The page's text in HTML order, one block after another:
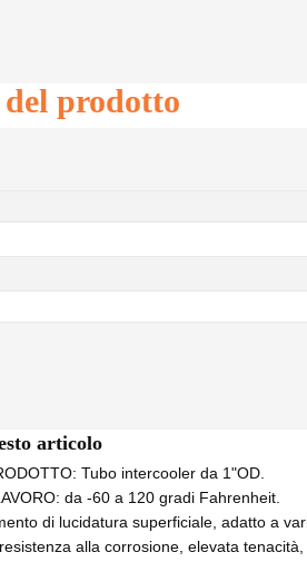
prodotto
articolo
Tubo intercooler da 1"OD.
da -60 a 120 gradi Fahrenheit.
di lucidatura superficiale, adatto a
alla corrosione, elevata